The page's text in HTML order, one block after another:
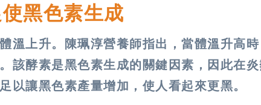
黑色素生成
溫上升。陳珮淳營養師指出，當體溫升高時
該酵素是黑色素生成的關鍵因素，因此在
以讓黑色素產量增加，使人看起來更黑。